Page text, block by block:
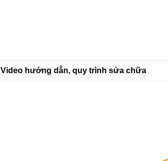
Video hướng dẫn, quy trình sửa chữa